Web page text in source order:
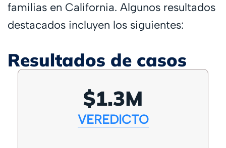
familias en California. Algunos resultados
destacados incluyen los siguientes:
Resultados de casos
$1.3M
VEREDICTO